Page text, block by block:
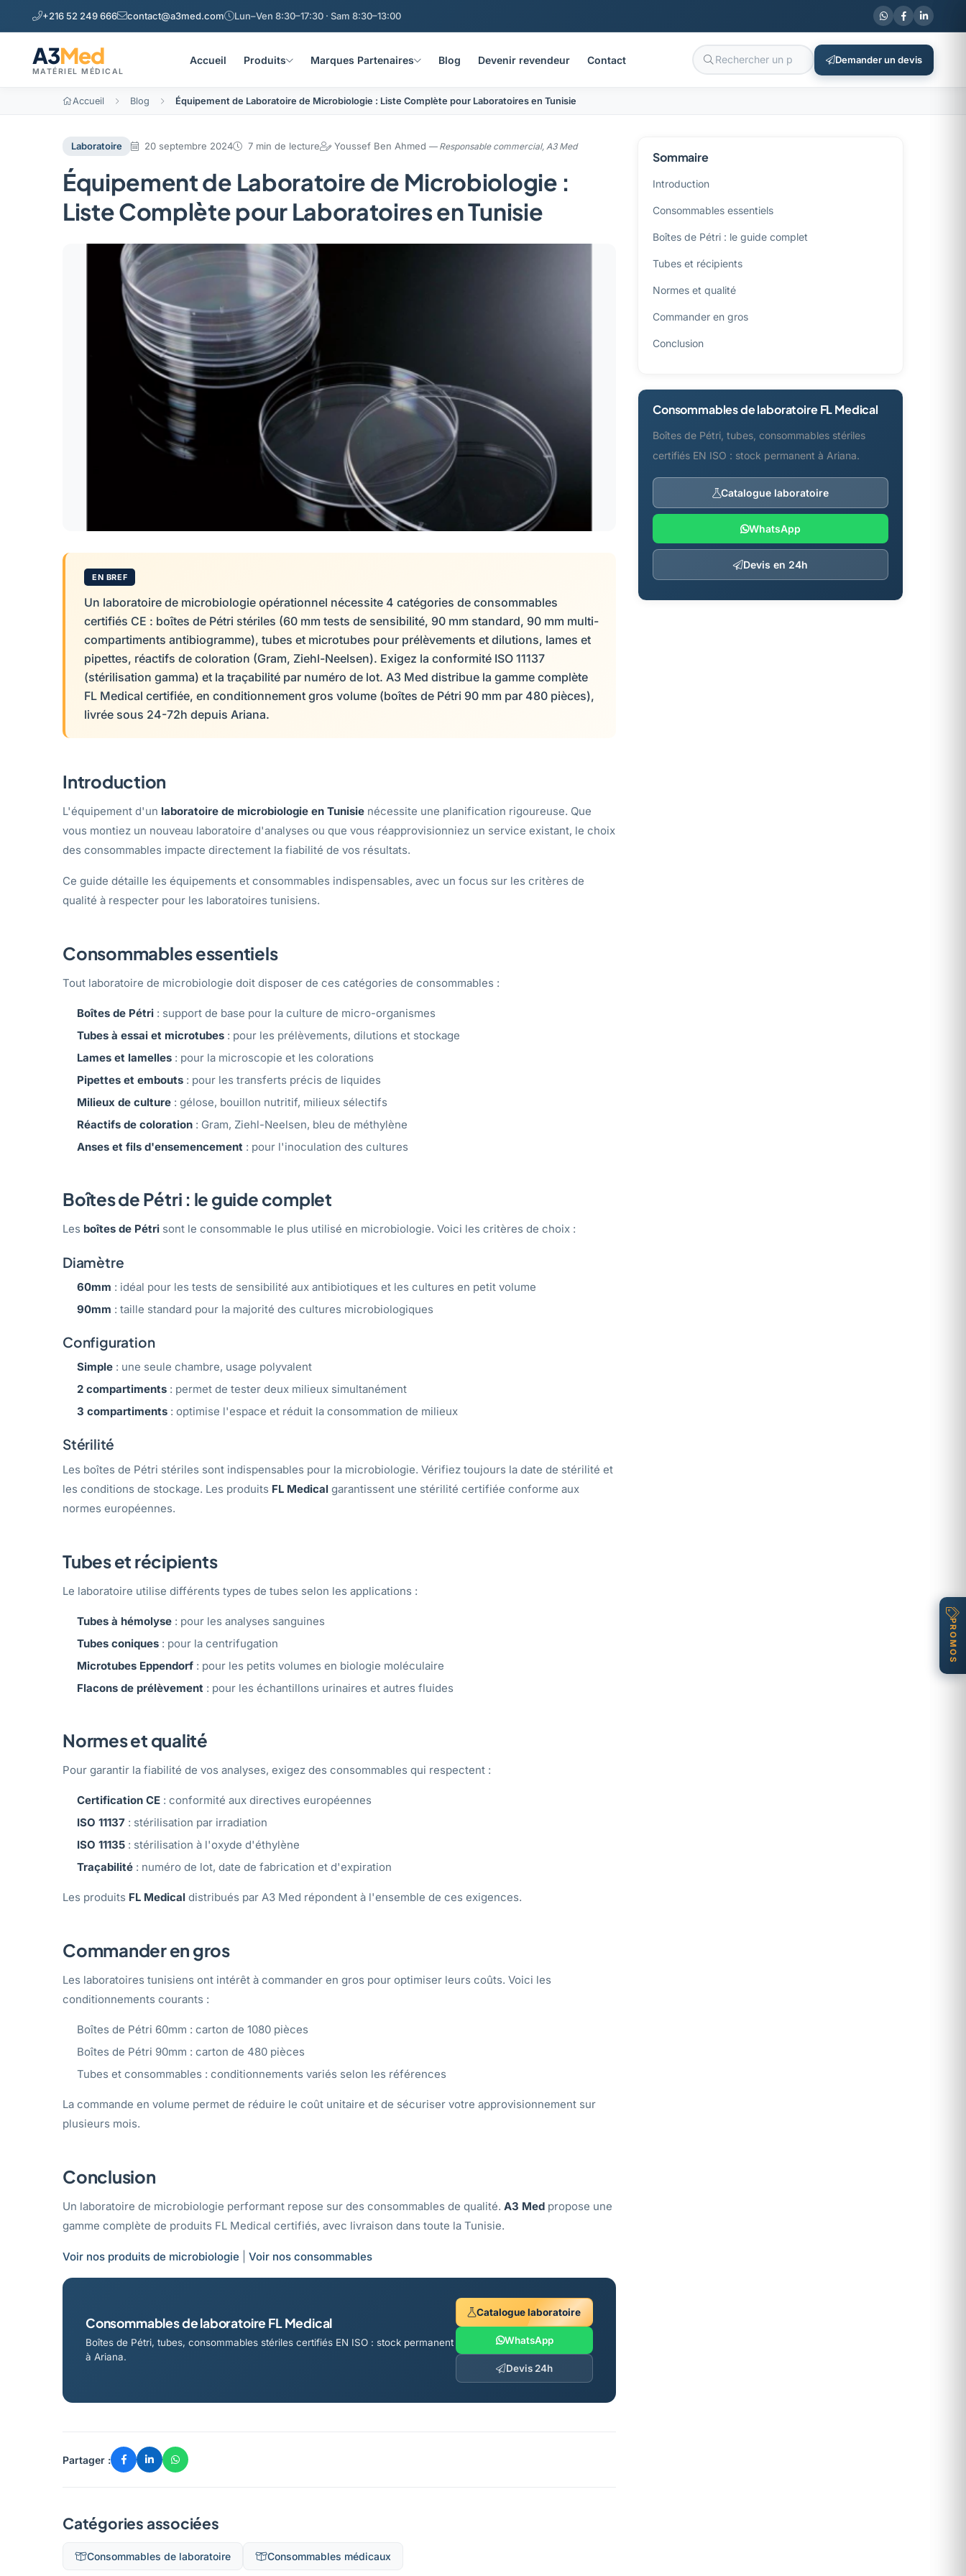
+216 52 249 666 contact@a3med.com Lun–Ven 8:30–17:30 · Sam 8:30–13:00
A3Med
MATÉRIEL MÉDICAL
Accueil Produits Marques Partenaires Blog Devenir revendeur Contact Demander un devis
Accueil Blog Équipement de Laboratoire de Microbiologie : Liste Complète pour Laboratoires en Tunisie
Laboratoire 20 septembre 2024 7 min de lecture Youssef Ben Ahmed — Responsable commercial, A3 Med
Équipement de Laboratoire de Microbiologie :
Liste Complète pour Laboratoires en Tunisie
EN BREF
Un laboratoire de microbiologie opérationnel nécessite 4 catégories de consommables
certifiés CE : boîtes de Pétri stériles (60 mm tests de sensibilité, 90 mm standard, 90 mm multi-
compartiments antibiogramme), tubes et microtubes pour prélèvements et dilutions, lames et
pipettes, réactifs de coloration (Gram, Ziehl-Neelsen). Exigez la conformité ISO 11137
(stérilisation gamma) et la traçabilité par numéro de lot. A3 Med distribue la gamme complète
FL Medical certifiée, en conditionnement gros volume (boîtes de Pétri 90 mm par 480 pièces),
livrée sous 24-72h depuis Ariana.
Introduction
L'équipement d'un laboratoire de microbiologie en Tunisie nécessite une planification rigoureuse. Que
vous montiez un nouveau laboratoire d'analyses ou que vous réapprovisionniez un service existant, le choix
des consommables impacte directement la fiabilité de vos résultats.
Ce guide détaille les équipements et consommables indispensables, avec un focus sur les critères de
qualité à respecter pour les laboratoires tunisiens.
Consommables essentiels
Tout laboratoire de microbiologie doit disposer de ces catégories de consommables :
Boîtes de Pétri : support de base pour la culture de micro-organismes
Tubes à essai et microtubes : pour les prélèvements, dilutions et stockage
Lames et lamelles : pour la microscopie et les colorations
Pipettes et embouts : pour les transferts précis de liquides
Milieux de culture : gélose, bouillon nutritif, milieux sélectifs
Réactifs de coloration : Gram, Ziehl-Neelsen, bleu de méthylène
Anses et fils d'ensemencement : pour l'inoculation des cultures
Boîtes de Pétri : le guide complet
Les boîtes de Pétri sont le consommable le plus utilisé en microbiologie. Voici les critères de choix :
Diamètre
60mm : idéal pour les tests de sensibilité aux antibiotiques et les cultures en petit volume
90mm : taille standard pour la majorité des cultures microbiologiques
Configuration
Simple : une seule chambre, usage polyvalent
2 compartiments : permet de tester deux milieux simultanément
3 compartiments : optimise l'espace et réduit la consommation de milieux
Stérilité
Les boîtes de Pétri stériles sont indispensables pour la microbiologie. Vérifiez toujours la date de stérilité et
les conditions de stockage. Les produits FL Medical garantissent une stérilité certifiée conforme aux
normes européennes.
Tubes et récipients
Le laboratoire utilise différents types de tubes selon les applications :
Tubes à hémolyse : pour les analyses sanguines
Tubes coniques : pour la centrifugation
Microtubes Eppendorf : pour les petits volumes en biologie moléculaire
Flacons de prélèvement : pour les échantillons urinaires et autres fluides
Normes et qualité
Pour garantir la fiabilité de vos analyses, exigez des consommables qui respectent :
Certification CE : conformité aux directives européennes
ISO 11137 : stérilisation par irradiation
ISO 11135 : stérilisation à l'oxyde d'éthylène
Traçabilité : numéro de lot, date de fabrication et d'expiration
Les produits FL Medical distribués par A3 Med répondent à l'ensemble de ces exigences.
Commander en gros
Les laboratoires tunisiens ont intérêt à commander en gros pour optimiser leurs coûts. Voici les
conditionnements courants :
Boîtes de Pétri 60mm : carton de 1080 pièces
Boîtes de Pétri 90mm : carton de 480 pièces
Tubes et consommables : conditionnements variés selon les références
La commande en volume permet de réduire le coût unitaire et de sécuriser votre approvisionnement sur
plusieurs mois.
Conclusion
Un laboratoire de microbiologie performant repose sur des consommables de qualité. A3 Med propose une
gamme complète de produits FL Medical certifiés, avec livraison dans toute la Tunisie.
Voir nos produits de microbiologie Voir nos consommables
Consommables de laboratoire FL Medical
Boîtes de Pétri, tubes, consommables stériles certifiés EN ISO : stock permanent
à Ariana.
Catalogue laboratoire
WhatsApp
Devis 24h
Partager :
Catégories associées
Consommables de laboratoire Consommables médicaux
Sommaire
Introduction
Consommables essentiels
Boîtes de Pétri : le guide complet
Tubes et récipients
Normes et qualité
Commander en gros
Conclusion
Consommables de laboratoire FL Medical
Boîtes de Pétri, tubes, consommables stériles
certifiés EN ISO : stock permanent à Ariana.
Catalogue laboratoire
WhatsApp
Devis en 24h
PROMOS